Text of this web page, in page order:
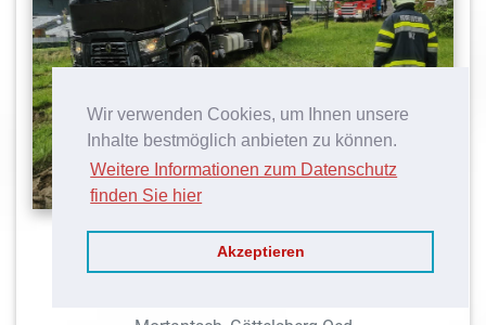
Wir verwenden Cookies, um Ihnen unsere
Inhalte bestmöglich anbieten zu können.
Weitere Informationen zum Datenschutz
finden Sie hier
Akzeptieren
LKW-Bergung